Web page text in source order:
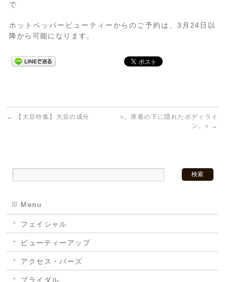
で
ホットペッパービューティーからのご予約は、3月24日以
降から可能になります。
← 【大豆特集】大豆の成分
○。厚着の下に隠れたボディライ
ン。○ →
Menu
フェイシャル
ビューティーアップ
アクセス・バーズ
ブライダル